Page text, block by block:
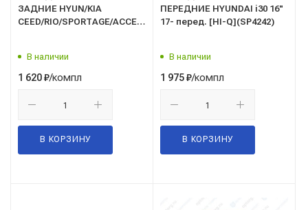
ЗАДНИЕ HYUN/KIA
CEED/RIO/SPORTAGE/ACCENT/I20/I30/IX35
В наличии
1 620₽/компл
В КОРЗИНУ
ПЕРЕДНИЕ HYUNDAI i30 16"
17- перед. [HI-Q](SP4242)
В наличии
1 975₽/компл
В КОРЗИНУ